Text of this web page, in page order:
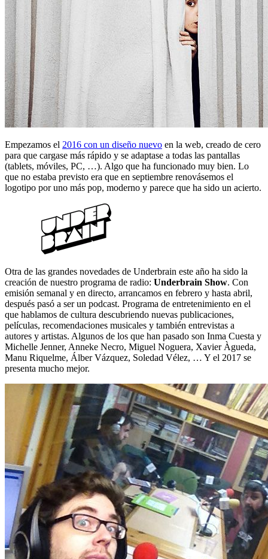
Empezamos el 2016 con un diseño nuevo en la web, creado de cero
para que cargase más rápido y se adaptase a todas las pantallas
(tablets, móviles, PC, …). Algo que ha funcionado muy bien. Lo
que no estaba previsto era que en septiembre renovásemos el
logotipo por uno más pop, moderno y parece que ha sido un acierto.
Otra de las grandes novedades de Underbrain este año ha sido la
creación de nuestro programa de radio: Underbrain Show. Con
emisión semanal y en directo, arrancamos en febrero y hasta abril,
después pasó a ser un podcast. Programa de entretenimiento en el
que hablamos de cultura descubriendo nuevas publicaciones,
películas, recomendaciones musicales y también entrevistas a
autores y artistas. Algunos de los que han pasado son Inma Cuesta y
Michelle Jenner, Anneke Necro, Miguel Noguera, Xavier Àgueda,
Manu Riquelme, Álber Vázquez, Soledad Vélez, … Y el 2017 se
presenta mucho mejor.